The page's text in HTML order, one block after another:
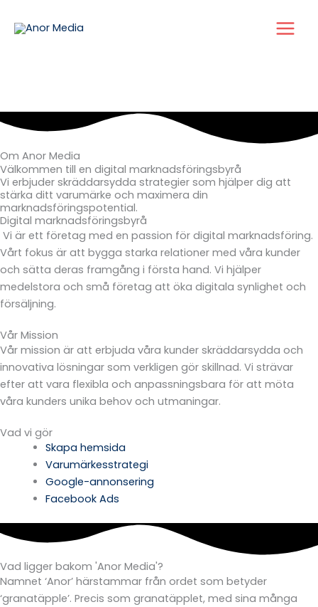
Om Anor Media
Välkommen till en digital marknadsföringsbyrå
Vi erbjuder skräddarsydda strategier som hjälper dig att
stärka ditt varumärke och maximera din
marknadsföringspotential.
Digital marknadsföringsbyrå
Vi är ett företag med en passion för digital marknadsföring.
Vårt fokus är att bygga starka relationer med våra kunder
och sätta deras framgång i första hand. Vi hjälper
medelstora och små företag att öka digitala synlighet och
försäljning.
Vår Mission
Vår mission är att erbjuda våra kunder skräddarsydda och
innovativa lösningar som verkligen gör skillnad. Vi strävar
efter att vara flexibla och anpassningsbara för att möta
våra kunders unika behov och utmaningar.
Vad vi gör
Skapa hemsida
Varumärkesstrategi
Google-annonsering
Facebook Ads
Vad ligger bakom 'Anor Media'?
Namnet ‘Anor’ härstammar från ordet som betyder
‘granatäpple’. Precis som granatäpplet, med sina många